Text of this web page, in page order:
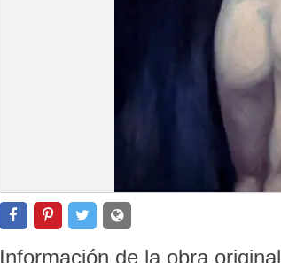
Información de la obra original